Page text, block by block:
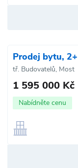
Prodej bytu,
tř. Budovatelů, Most
1 595 000 Kč
Nabídněte cenu